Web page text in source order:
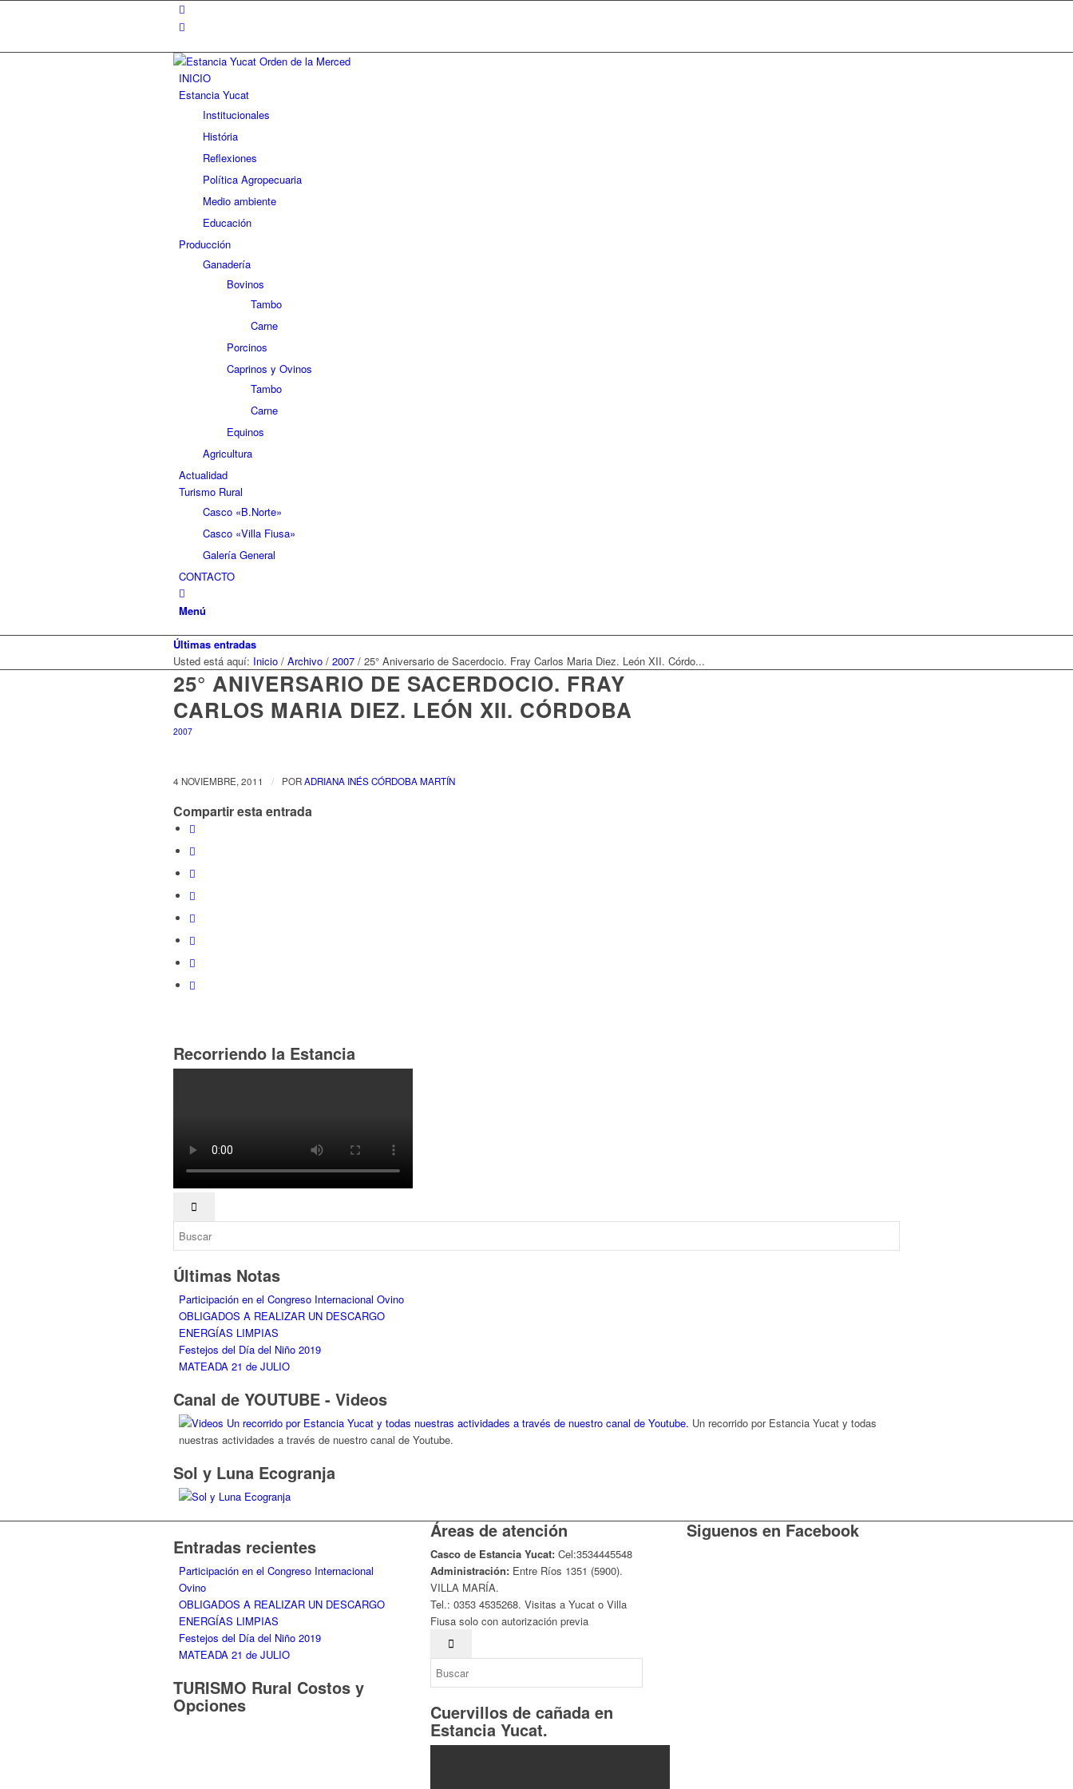
INICIO
Estancia Yucat
Institucionales
História
Reflexiones
Política Agropecuaria
Medio ambiente
Educación
Producción
Ganadería
Bovinos
Tambo
Carne
Porcinos
Caprinos y Ovinos
Tambo
Carne
Equinos
Agricultura
Actualidad
Turismo Rural
Casco «B.Norte»
Casco «Villa Fiusa»
Galería General
CONTACTO
Menú
Últimas entradas
Usted está aquí: Inicio / Archivo / 2007 / 25° Aniversario de Sacerdocio. Fray Carlos Maria Diez. León XII. Córdo...
25° ANIVERSARIO DE SACERDOCIO. FRAY
CARLOS MARIA DIEZ. LEÓN XII. CÓRDOBA
2007
4 NOVIEMBRE, 2011 / PORADRIANA INÉS CÓRDOBA MARTÍN
Compartir esta entrada
Recorriendo la Estancia
Últimas Notas
Participación en el Congreso Internacional Ovino
OBLIGADOS A REALIZAR UN DESCARGO
ENERGÍAS LIMPIAS
Festejos del Día del Niño 2019
MATEADA 21 de JULIO
Canal de YOUTUBE - Videos
Un recorrido por Estancia Yucat y todas
nuestras actividades a través de nuestro canal de Youtube.
Sol y Luna Ecogranja
Entradas recientes
Participación en el Congreso Internacional
Ovino
OBLIGADOS A REALIZAR UN DESCARGO
ENERGÍAS LIMPIAS
Festejos del Día del Niño 2019
MATEADA 21 de JULIO
TURISMO Rural Costos y
Opciones
Áreas de atención
Casco de Estancia Yucat:Cel:3534445548
Administración:Entre Ríos 1351 (5900).
VILLA MARÍA.
Tel.: 0353 4535268. Visitas a Yucat o Villa
Fiusa solo con autorización previa
Cuervillos de cañada en
Estancia Yucat.
Siguenos en Facebook